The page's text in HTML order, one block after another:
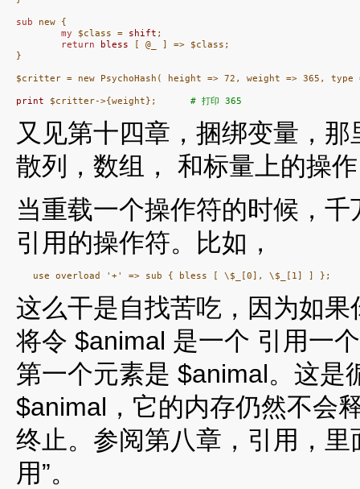
sub new {
my $class = shift ;
return
bless [ @_ ] => $class;
}
$critter = new PsychoHash( height => 72, weight => 365,
print $critter->{weight}; # 打印 365
又见第十四章，捆绑变量，
散列，数组， 和标量上的操
当重载一个操作符的时候，
引用的操作符。比如，
这么干是自找苦吃，因为如
将令 $animal 是一个 引用一
第一个元素是 $animal。这是
$animal，它的内存仍然不会
终止。参阅第八章，引用，
用”。